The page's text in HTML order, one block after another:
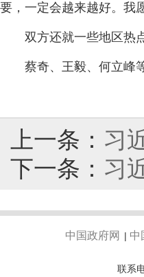
要，一定会越来越好。我
双方还就一些地区热
蔡奇、王毅、何立峰
上一条： 习
下一条： 习
中国政府网 | 中
联系